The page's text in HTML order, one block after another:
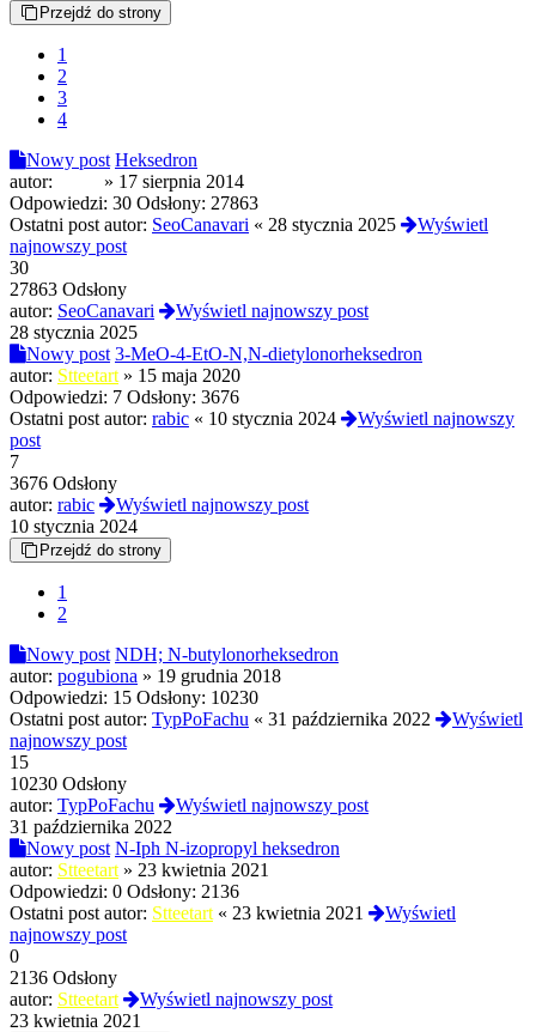
Przejdź do strony
1
2
3
4
Nowy post Heksedron
autor:
» 17 sierpnia 2014
Odpowiedzi: 30 Odsłony: 27863
Ostatni post autor: SeoCanavari « 28 stycznia 2025
Wyświetl
najnowszy post
30
27863 Odsłony
autor: SeoCanavari
Wyświetl najnowszy post
28 stycznia 2025
Nowy post 3-MeO-4-EtO-N,N-dietylonorheksedron
autor: Stteetart » 15 maja 2020
Odpowiedzi: 7 Odsłony: 3676
Ostatni post autor: rabic « 10 stycznia 2024
Wyświetl najnowszy
post
7
3676 Odsłony
autor: rabic
Wyświetl najnowszy post
10 stycznia 2024
Przejdź do strony
1
2
Nowy post NDH; N-butylonorheksedron
autor: pogubiona » 19 grudnia 2018
Odpowiedzi: 15 Odsłony: 10230
Ostatni post autor: TypPoFachu « 31 października 2022
Wyświetl
najnowszy post
15
10230 Odsłony
autor: TypPoFachu
Wyświetl najnowszy post
31 października 2022
Nowy post N-Iph N-izopropyl heksedron
autor: Stteetart » 23 kwietnia 2021
Odpowiedzi: 0 Odsłony: 2136
Ostatni post autor: Stteetart « 23 kwietnia 2021
Wyświetl
najnowszy post
0
2136 Odsłony
autor: Stteetart
Wyświetl najnowszy post
23 kwietnia 2021